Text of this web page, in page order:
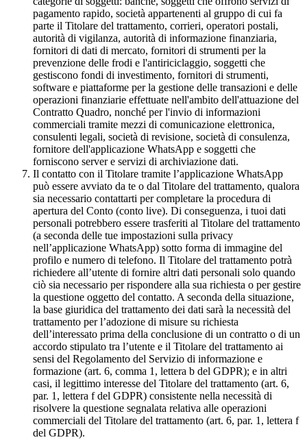
pagamento rapido, società appartenenti al gruppo di cui fa
parte il Titolare del trattamento, corrieri, operatori postali,
autorità di vigilanza, autorità di informazione finanziaria,
fornitori di dati di mercato, fornitori di strumenti per la
prevenzione delle frodi e l'antiriciclaggio, soggetti che
gestiscono fondi di investimento, fornitori di strumenti,
software e piattaforme per la gestione delle transazioni e delle
operazioni finanziarie effettuate nell'ambito dell'attuazione del
Contratto Quadro, nonché per l'invio di informazioni
commerciali tramite mezzi di comunicazione elettronica,
consulenti legali, società di revisione, società di consulenza,
fornitore dell'applicazione WhatsApp e soggetti che
forniscono server e servizi di archiviazione dati.
Il contatto con il Titolare tramite l’applicazione WhatsApp
può essere avviato da te o dal Titolare del trattamento, qualora
sia necessario contattarti per completare la procedura di
apertura del Conto (conto live). Di conseguenza, i tuoi dati
personali potrebbero essere trasferiti al Titolare del trattamento
(a seconda delle tue impostazioni sulla privacy
nell’applicazione WhatsApp) sotto forma di immagine del
profilo e numero di telefono. Il Titolare del trattamento potrà
richiedere all’utente di fornire altri dati personali solo quando
ciò sia necessario per rispondere alla sua richiesta o per gestire
la questione oggetto del contatto. A seconda della situazione,
la base giuridica del trattamento dei dati sarà la necessità del
trattamento per l’adozione di misure su richiesta
dell’interessato prima della conclusione di un contratto o di un
accordo stipulato tra l’utente e il Titolare del trattamento ai
sensi del Regolamento del Servizio di informazione e
formazione (art. 6, comma 1, lettera b del GDPR); e in altri
casi, il legittimo interesse del Titolare del trattamento (art. 6,
par. 1, lettera f del GDPR) consistente nella necessità di
risolvere la questione segnalata relativa alle operazioni
commerciali del Titolare del trattamento (art. 6, par. 1, lettera f
del GDPR).